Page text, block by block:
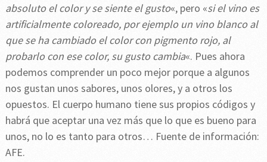
absoluto el color y se siente el gusto«, pero «si el vino es
artificialmente coloreado, por ejemplo un vino blanco al
que se ha cambiado el color con pigmento rojo, al
probarlo con ese color, su gusto cambia«. Pues ahora
podemos comprender un poco mejor porque a algunos
nos gustan unos sabores, unos olores, y a otros los
opuestos. El cuerpo humano tiene sus propios códigos y
habrá que aceptar una vez más que lo que es bueno para
unos, no lo es tanto para otros… Fuente de información:
AFE.